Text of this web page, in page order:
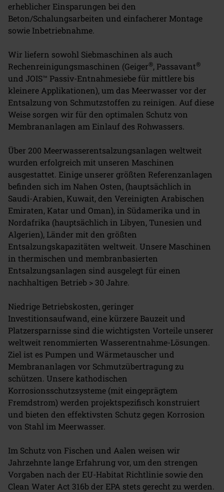
erheblicher Einsparungen bei den
Beton/Schalungsarbeiten und einfacherer Montage
sowie Inbetriebnahme.
Wir liefern sowohl Siebmaschinen als auch
Rechenreinigungsmaschinen (Geiger®, Passavant®
und JOIS™ Passiv-Entnahmesiebe für mittlere bis
kleinere Applikationen), um das Meerwasser vor der
Entsalzung von Schmutzstoffen zu reinigen. Auf diese
Weise sorgen wir für den optimalen Schutz von
Membrananlagen am Einlauf des Rohwassers.
Über 200 Meerwasserentsalzungsanlagen weltweit
wurden erfolgreich mit unseren Maschinen
ausgestattet. Einige unserer größten Referenzanlagen
befinden sich im Nahen Osten, (hauptsächlich in
Saudi-Arabien, Kuwait, den Vereinigten Arabischen
Emiraten, Katar und Oman), in Südamerika und in
Nordafrika (hauptsächlich in Libyen, Tunesien und
Algerien), Länder mit den größten
Entsalzungskapazitäten weltweit. Unsere Maschinen
in thermischen und membranbasierten
Entsalzungsanlagen sind ausgelegt für einen
nachhaltigen Betrieb > 30 Jahre.
Niedrige Betriebskosten, geringer
Investitionsaufwand, eine kürzere Bauzeit und
Platzersparnisse sind die wichtigsten Vorteile unserer
weltweit renommierten Wasserentnahme-Lösungen.
Ziel ist es Pumpen und Wärmetauscher und
Membrananlagen vor Schmutzübertragung zu
schützen. Unsere kathodischen
Korrosionsschutzsysteme (mit eingeprägtem
Fremdstrom) werden projektspezifisch konstruiert
und bieten den effektivsten Schutz gegen Korrosion
von Stahl im Meerwasser.
Im Schutz von Fischen und Aalen weisen wir
Jahrzehnte lange Erfahrung vor, um den strengen
Vorgaben nach der EU-Habitat Richtlinie sowie den
Clean Water Act 316b der EPA stets gerecht zu werden.